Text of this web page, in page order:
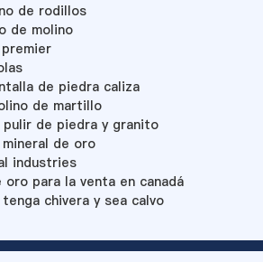
de rodillos
de molino
de piedra caliza
de martillo
de piedra y granito
de oro
industries
para la venta en canadá
chivera y sea calvo